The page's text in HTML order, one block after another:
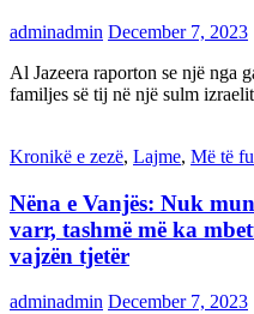
adminadmin December 7, 2023
Al Jazeera raporton se një nga
familjes së tij në një sulm
Kronikë e zezë, Lajme, Më të
Nëna e Vanjës: Nuk
varr, tashmë më ka
vajzën tjetër
adminadmin December 7, 2023